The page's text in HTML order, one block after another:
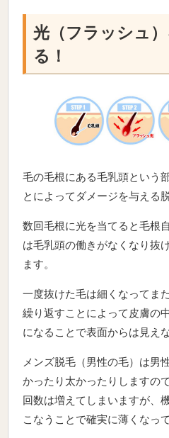
光（フラッシュ
る！
毛の毛根にある毛乳頭という
とによってダメージを与える
数回毛根に光を当てると毛根
は毛乳頭の働きがなくなり抜
ます。
一度抜けた毛は細くなってま
繰り返すことによって皮膚の
になることで表面からは見え
メンズ脱毛（男性の毛）は男
かったり太かったりしますの
回数は増えてしまいますが、
こなうことで確実に薄くなっ